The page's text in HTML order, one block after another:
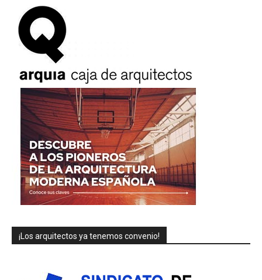
¡Los arquitectos ya tenemos convenio!